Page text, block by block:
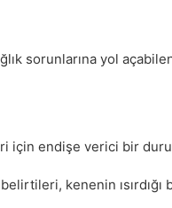
sorunlarına yol
için endişe verici bir
belirtileri, kenenin